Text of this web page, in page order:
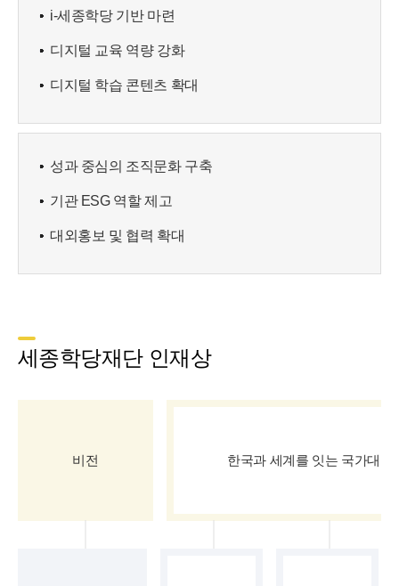
i-세종학당 기반 마련
디지털 교육 역량 강화
디지털 학습 콘텐츠 확대
성과 중심의 조직문화 구축
기관 ESG 역할 제고
대외홍보 및 협력 확대
세종학당재단 인재상
비전 한국과 세계를 잇는 국가대